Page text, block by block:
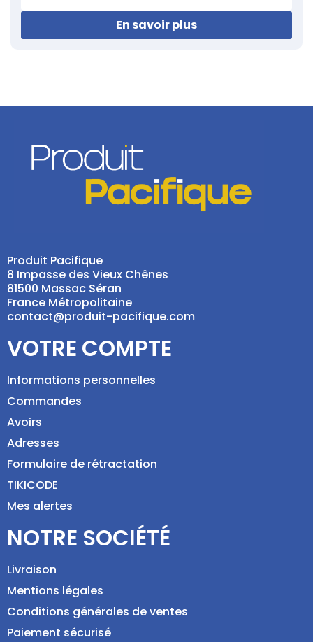
En savoir plus
Produit Pacifique
8 Impasse des Vieux Chênes
81500 Massac Séran
France Métropolitaine
contact@produit-pacifique.com
VOTRE COMPTE
Informations personnelles
Commandes
Avoirs
Adresses
Formulaire de rétractation
TIKICODE
Mes alertes
NOTRE SOCIÉTÉ
Livraison
Mentions légales
Conditions générales de ventes
Paiement sécurisé